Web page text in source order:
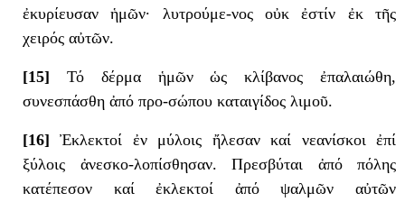
ἐκυρίευσαν ἡμῶν· λυτρούμε-νος οὐκ ἐστίν ἐκ τῆς
χειρός αὐτῶν.
[15] Τό δέρμα ἡμῶν ὡς κλίβανος ἐπαλαιώθη,
συνεσπάσθη ἀπό προ-σώπου καταιγίδος λιμοῦ.
[16]Ἐκλεκτοί ἐν μύλοις ἤλεσαν καί νεανίσκοι ἐπί
ξύλοις ἀνεσκο-λοπίσθησαν. Πρεσβύται ἀπό πόλης
κατέπεσον καί ἐκλεκτοί ἀπό ψαλμῶν αὐτῶν